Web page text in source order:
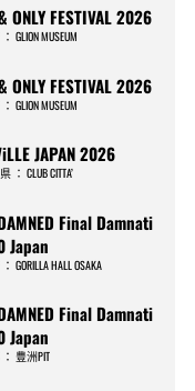
ONLY FESTIVAL 2026
：GLION MUSEUM
ONLY FESTIVAL 2026
：GLION MUSEUM
JAPAN 2026
：CLUB CITTA’
Final Damnati
Japan
：GORILLA HALL OSAKA
Final Damnati
Japan
：豊洲PIT